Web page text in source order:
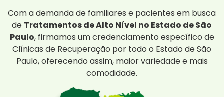
Com a demanda de familiares e pacientes em busca
de Tratamentos de Alto Nível no Estado de São
Paulo, firmamos um credenciamento específico de
Clínicas de Recuperação por todo o Estado de São
Paulo, oferecendo assim, maior variedade e mais
comodidade.